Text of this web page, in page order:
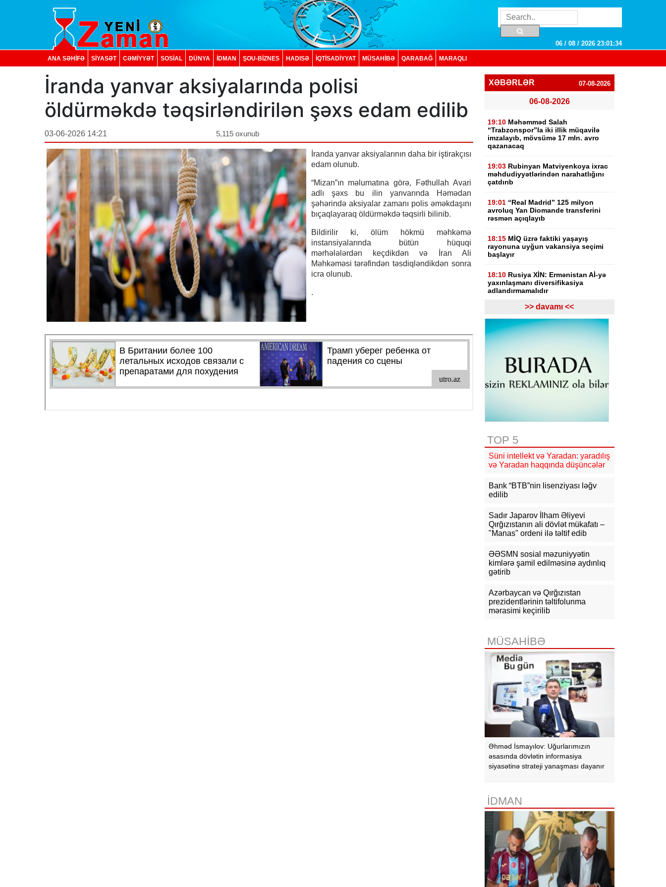
06 / 08 / 2026 23:01:34
ANA SƏHİFƏ SİYASƏT CƏMİYYƏT SOSIAL DÜNYA İDMAN ŞOU-BİZNES HADISƏ İQTISADIYYAT MÜSAHİBƏ QARABAĞ MARAQLI
İranda yanvar aksiyalarında polisi
öldürməkdə təqsirləndirilən şəxs edam edilib
03-06-2026 14:21 5,115 oxunub
İranda yanvar aksiyalarının daha bir iştirakçısı
edam olunub.
“Mizan”ın məlumatına görə, Fəthullah Avari
adlı şəxs bu ilin yanvarında Həmədan
şəhərində aksiyalar zamanı polis əməkdaşını
bıçaqlayaraq öldürməkdə təqsirli bilinib.
Bildirilir ki, ölüm hökmü məhkəmə
instansiyalarında bütün hüquqi
mərhələlərdən keçdikdən və İran Ali
Məhkəməsi tərəfindən təsdiqləndikdən sonra
icra olunub.
.
XƏBƏRLƏR 07-08-2026
06-08-2026
19:10 Məhəmməd Salah
“Trabzonspor”la iki illik müqavilə
imzalayıb, mövsümə 17 mln. avro
qazanacaq
19:03 Rubinyan Matviyenkoya ixrac
məhdudiyyətlərindən narahatlığını
çatdırıb
19:01 “Real Madrid” 125 milyon
avroluq Yan Diomande transferini
rəsmən açıqlayıb
18:15 MİQ üzrə faktiki yaşayış
rayonuna uyğun vakansiya seçimi
başlayır
18:10 Rusiya XİN: Ermənistan Aİ-yə
yaxınlaşmanı diversifikasiya
adlandırmamalıdır
Rasim İldırımzadə, Zaur
Mirzəzadə və Qoşqar Məmmədovun
apellyasiya şikayəti üzrə məhkəmə
başlayıb
azərbaycanlı sürücülərin gömrükdə
saxlanılması məsələsini araşdırır
çırpılıb, ölən və xəsarət alanlar var -
FOTO
16:31 Bu il dövlət büdcəsinə 11,5
mlrd. manata yaxın vergi daxil olub
16:04
Tramp zəng etdi - Pentaqonda
təcili iclas təyin olundu
15:53 Ceyhun Bayramov: Rusiya və
Ukrayna arasındakı hərbi
əməliyyatlar ən qısa zamanda
15:41 İranda “Mossad”la əlaqəli 20-
dən çox şəxsin saxlanıldığı bildirilir
15:26 Kiyevdə Azərbaycan və
Ukrayna xarici işlər nazirlərinin
görüşü olub
Azərbaycan Xalq Cümhuriyyətinin
diplomatik irsinə aid arxiv sənədləri
ilə tanış olub
>> davamı <<
TOP 5
Süni intellekt və Yaradan: yaradılış
və Yaradan haqqında düşüncələr
Bank “BTB”nin lisenziyası ləğv
edilib
Sadır Japarov İlham Əliyevi
Qırğızıstanın ali dövlət mükafatı –
"Manas" ordeni ilə təltif edib
ƏƏSMN sosial məzuniyyətin
kimlərə şamil edilməsinə aydınlıq
gətirib
Azərbaycan və Qırğızıstan
prezidentlərinin təltifolunma
mərasimi keçirilib
MÜSAHİBƏ
Əhməd İsmayılov: Uğurlarımızın
əsasında dövlətin informasiya
siyasətinə strateji yanaşması dayanır
İDMAN